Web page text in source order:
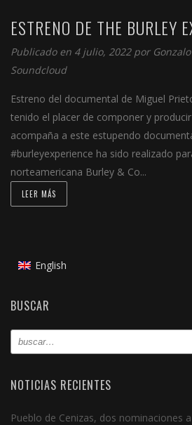
ESTRENO DE THE BURLEY
Publicado en 4 julio, 2022 por Gonzalo
Soundcloud
Estreno del documental de Miguel
tenido el placer de componer y
acompaña a este estupendo
#burleyexperience ha sido realizado
norteamericana Burley & Co...
LEER MÁS
English
BUSCAR
NOTICIAS RECIENTES
Pueblo de Cenizas, dos nominaciones